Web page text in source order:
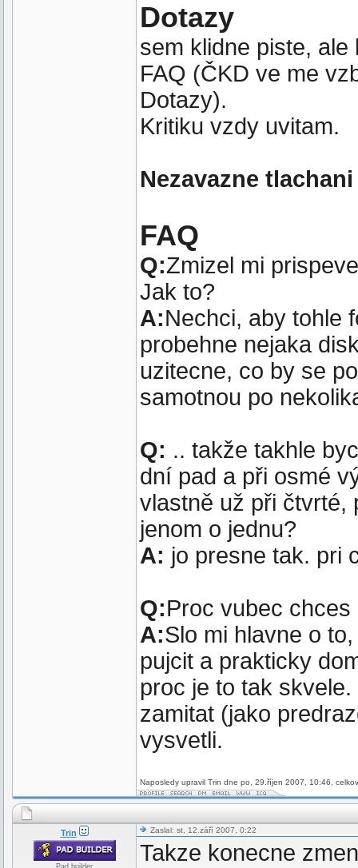
Dotazy
sem klidne piste,
FAQ (ČKD ve me
Dotazy).
Kritiku vzdy uvitam.
Nezavazne
FAQ
Q:Zmizel mi
Jak to?
A:Nechci, aby tohle
probehne nejaka
uzitecne, co by se
samotnou po
Q: .. takže takhle
dní pad a při osmé
vlastně už při čtvrté,
jenom o jednu?
A: jo presne tak. pri
Q:Proc vubec
A:Slo mi hlavne o
pujcit a prakticky
proc je to tak
zamitat (jako
vysvetli.
Naposledy upravil Trin dne po, 29.říjen 2007, 10:46,
Trin
Pad builder
Zaslal: st, 12.září 2007, 0:22
Takze konecne